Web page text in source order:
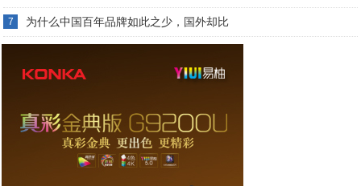
7 为什么中国百年品牌如此之少，国外却比